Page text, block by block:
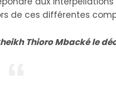
de ces différentes
Thioro Mbacké le